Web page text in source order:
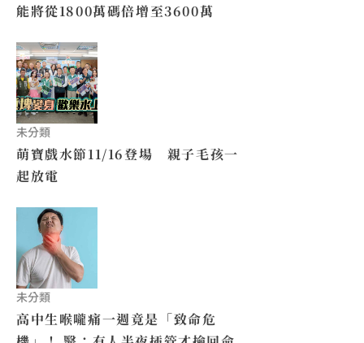
能將從1800萬碼倍增至3600萬
未分類
萌寶戲水節11/16登場 親子毛孩一
起放電
未分類
高中生喉嚨痛一週竟是「致命危